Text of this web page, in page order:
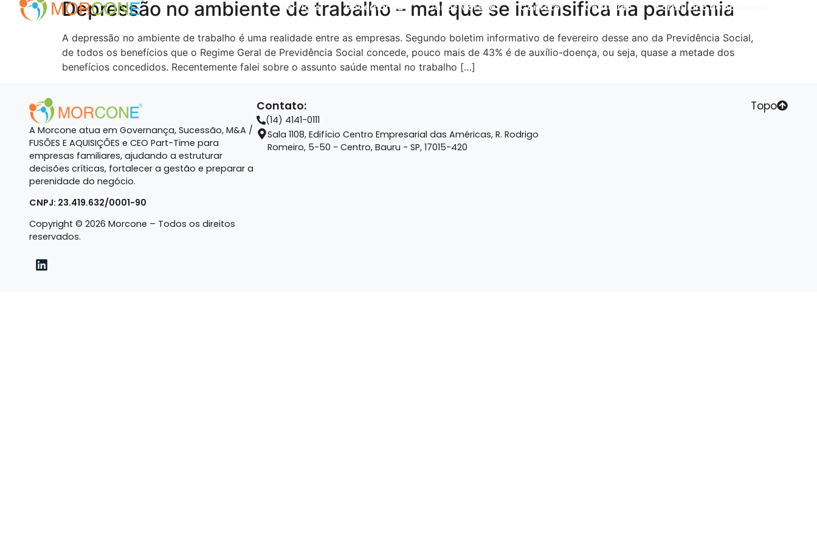
Serviços Governança Carlos Moreira Contato Conteúdo Formulário de Aplicação
Depressão no ambiente de trabalho – mal que se intensifica na pandemia
A depressão no ambiente de trabalho é uma realidade entre as empresas. Segundo boletim informativo de fevereiro desse ano da Previdência Social,
de todos os benefícios que o Regime Geral de Previdência Social concede, pouco mais de 43% é de auxílio-doença, ou seja, quase a metade dos
benefícios concedidos. Recentemente falei sobre o assunto saúde mental no trabalho […]
A Morcone atua em Governança, Sucessão, M&A /
FUSÕES E AQUISIÇÕES e CEO Part-Time para
empresas familiares, ajudando a estruturar
decisões críticas, fortalecer a gestão e preparar a
perenidade do negócio.
CNPJ: 23.419.632/0001-90
Copyright © 2026 Morcone – Todos os direitos
reservados.
Contato:
(14) 4141-0111
Sala 1108, Edifício Centro Empresarial das Américas, R. Rodrigo
Romeiro, 5-50 - Centro, Bauru - SP, 17015-420
Topo